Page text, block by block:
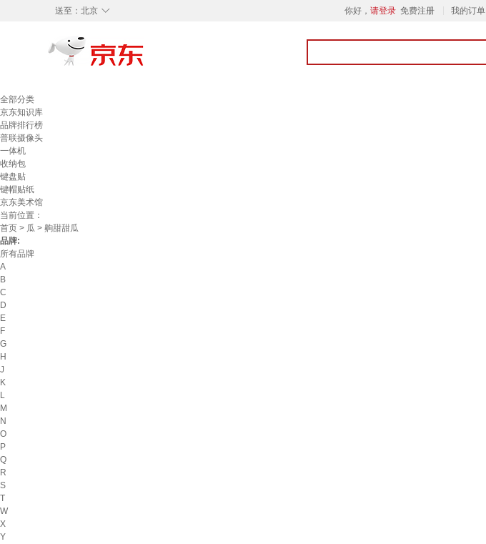
◇
送至： 北京 你好， 请登录 免费注册 我的订单
全部分类
京东知识库
品牌排行榜
普联摄像头
一体机
收纳包
键盘贴
键帽贴纸
京东美术馆
当前位置：
首页 > 瓜 > 齁甜甜瓜
品牌:
所有品牌
A
B
C
D
E
F
G
H
J
K
L
M
N
O
P
Q
R
S
T
W
X
Y